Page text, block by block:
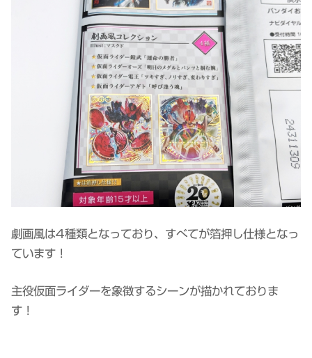
劇画風は4種類となっており、すべてが箔押し仕様となっ
ています！
主役仮面ライダーを象徴するシーンが描かれておりま
す！